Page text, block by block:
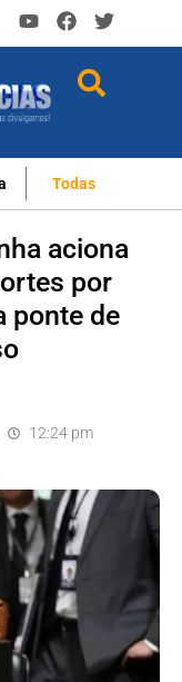
Todas
aciona
por
ponte de
12:24 pm